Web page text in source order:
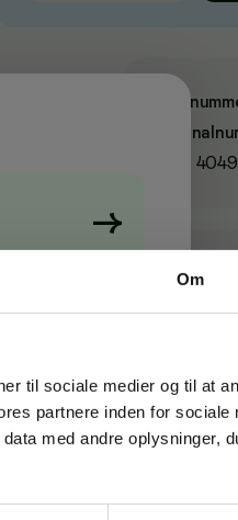
Om
til sociale medier og til at
partnere inden for sociale
med andre oplysninger,
70%
og
Antal ringe
→